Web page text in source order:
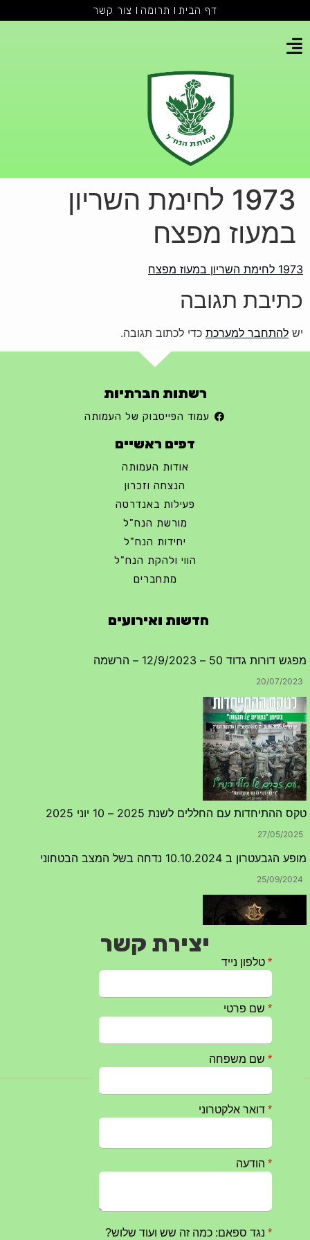
דף הבית תרומה צור קשר
1973 לחימת השריון
במעוז מפצח
1973 לחימת השריון במעוז מפצח
כתיבת תגובה
יש להתחבר למערכת כדי לכתוב תגובה.
רשתות חברתיות
עמוד הפייסבוק של העמותה
דפים ראשיים
אודות העמותה
הנצחה וזכרון
פעילות באנדרטה
מורשת הנח"ל
יחידות הנח"ל
הווי ולהקת הנח"ל
מתחברים
חדשות ואירועים
מפגש דורות גדוד 50 – 12/9/2023 – הרשמה
20/07/2023
טקס ההתיחדות עם החללים לשנת 2025 – 10 יוני 2025
27/05/2025
מופע הגבעטרון ב 10.10.2024 נדחה בשל המצב הבטחוני
25/09/2024
חרבות ברזל – הודעה 1 – 14.10.2023
טקס ההתיחדות השנתי 2023 נערך ב 5/9/2023 באנדרטה
יצירת קשר